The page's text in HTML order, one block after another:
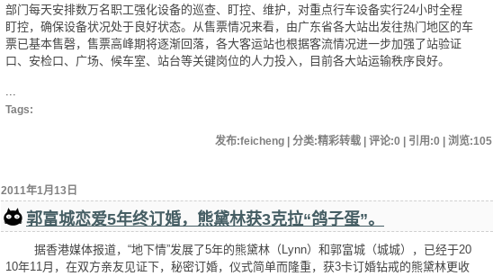
部门每天安排数万名职工强化设备的巡查、盯控、维护，对重点行车设备实行24小时全程
盯控，确保设备状况处于良好状态。从售票情况来看，由广东省各大站出发往热门地区的车
票已基本售磬，售票高峰期将逐渐回落，各大客运站也根据客流情况进一步加强了站验证
口、安检口、广场、候车室、站台等关键岗位的人力投入，目前各大站运输秩序良好。
...
Tags:
发布:feicheng | 分类:精彩转载 | 评论:0 | 引用:0 | 浏览:105
2011年1月13日
郭富城恋爱5年终订婚，熊黛林获3克拉“鸽子蛋”。
据香港媒体报道，“地下情”发展了5年的熊黛林（Lynn）和郭富城（城城），已经于20
10年11月，在双方亲友见证下，秘密订婚，仪式简单而隆重，获3卡订婚钻戒的熊黛林更收